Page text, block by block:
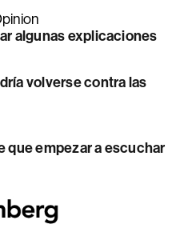
algunas explicaciones
volverse contra las
que empezar a escuchar